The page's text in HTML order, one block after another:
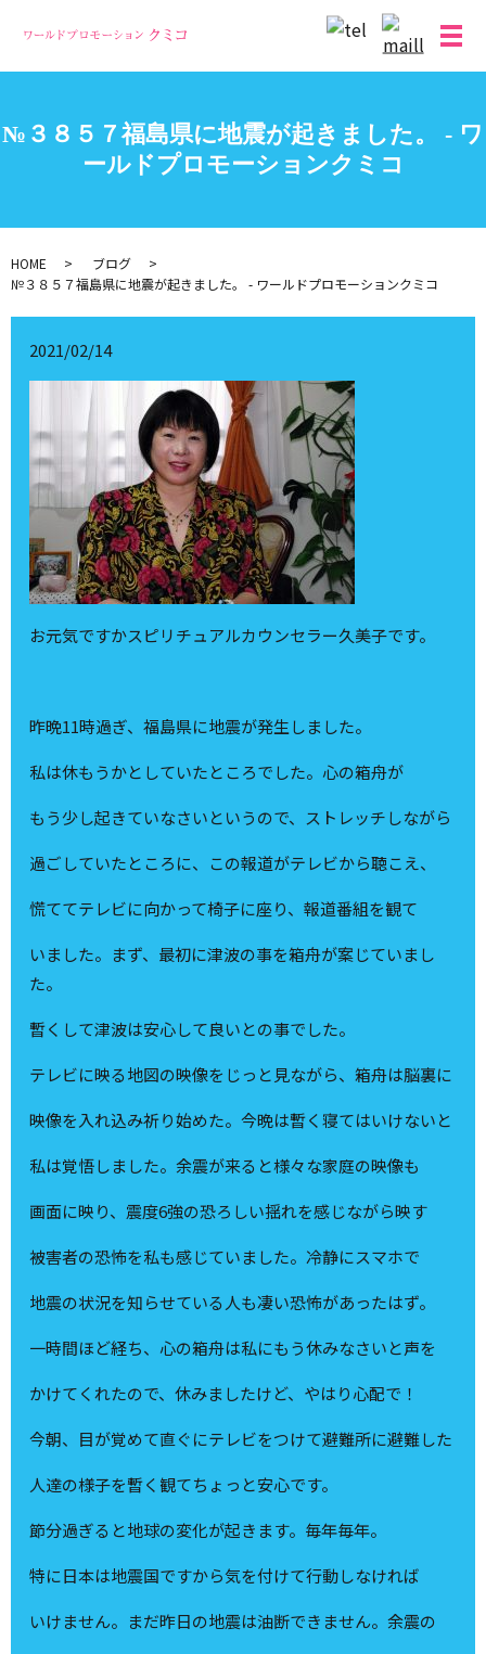
メ
№３８５７福島県に地震が起きました。 - ワ
ールドプロモーションクミコ
HOME
ブログ
№３８５７福島県に地震が起きました。 - ワールドプロモーションクミコ
2021/02/14
お元気ですかスピリチュアルカウンセラー久美子です。
昨晩11時過ぎ、福島県に地震が発生しました。
私は休もうかとしていたところでした。心の箱舟が
もう少し起きていなさいというので、ストレッチしながら
過ごしていたところに、この報道がテレビから聴こえ、
慌ててテレビに向かって椅子に座り、報道番組を観て
いました。まず、最初に津波の事を箱舟が案じていまし
た。
暫くして津波は安心して良いとの事でした。
テレビに映る地図の映像をじっと見ながら、箱舟は脳裏に
映像を入れ込み祈り始めた。今晩は暫く寝てはいけないと
私は覚悟しました。余震が来ると様々な家庭の映像も
画面に映り、震度6強の恐ろしい揺れを感じながら映す
被害者の恐怖を私も感じていました。冷静にスマホで
地震の状況を知らせている人も凄い恐怖があったはず。
一時間ほど経ち、心の箱舟は私にもう休みなさいと声を
かけてくれたので、休みましたけど、やはり心配で！
今朝、目が覚めて直ぐにテレビをつけて避難所に避難した
人達の様子を暫く観てちょっと安心です。
節分過ぎると地球の変化が起きます。毎年毎年。
特に日本は地震国ですから気を付けて行動しなければ
いけません。まだ昨日の地震は油断できません。余震の